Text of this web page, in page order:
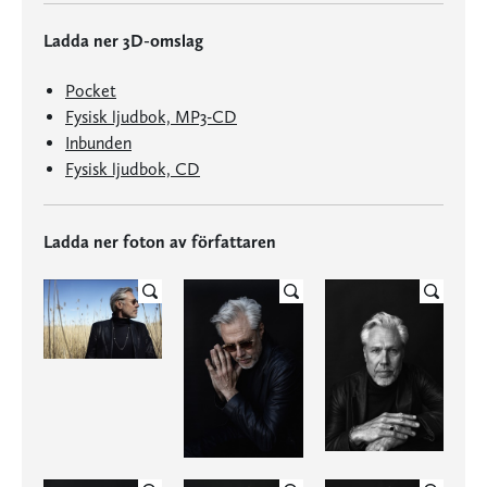
Ladda ner 3D-omslag
Pocket
Fysisk ljudbok, MP3-CD
Inbunden
Fysisk ljudbok, CD
Ladda ner foton av författaren